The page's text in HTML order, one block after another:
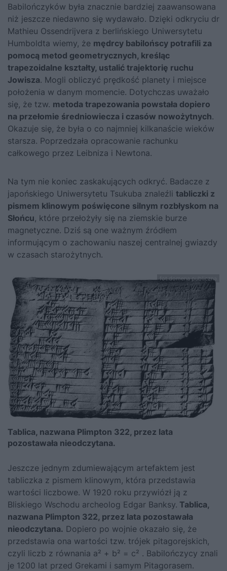
Babilończyków była znacznie bardziej zaawansowana
niż jeszcze niedawno się wydawało. Dzięki odkryciu dr
Mathieu Ossendrijvera z berlińskiego Uniwersytetu
Humboldta wiemy, że mędrcy babilońscy potrafili za
pomocą metod geometrycznych, kreśląc
trapezoidalne kształty, ustalić trajektorię ruchu
Jowisza. Mogli obliczyć prędkość planety i miejsce
położenia w danym momencie. Dotychczas uważało
się, że tzw. metoda trapezowania powstała dopiero
na przełomie średniowiecza i czasów nowożytnych.
Okazuje się, że była o co najmniej kilkanaście wieków
starsza. Poprzedzała opracowanie rachunku
całkowego przez Leibniza i Newtona.
Na tym nie koniec zaskakujących odkryć. Badacze z
japońskiego Uniwersytetu Tsukuba znaleźli tabliczki z
pismem klinowym poświęcone silnym rozbłyskom na
Słońcu, które przełożyły się na ziemskie burze
magnetyczne. Dziś są one ważnym źródłem
informującym o zachowaniu naszej centralnej gwiazdy
w czasach starożytnych.
fot.domena publiczna
Tablica, nazwana Plimpton 322, przez lata
pozostawała nieodczytana.
Jeszcze jednym zdumiewającym artefaktem jest
tabliczka z pismem klinowym, która przedstawia
wartości liczbowe. W 1920 roku przywiózł ją z
Bliskiego Wschodu archeolog Edgar Banksy. Tablica,
nazwana Plimpton 322, przez lata pozostawała
nieodczytana. Dopiero po wojnie okazało się, że
przedstawia ona wartości tzw. trójek pitagorejskich,
czyli liczb z równania a² + b² = c² . Babilończycy znali
je 1200 lat przed Grekami i samym Pitagorasem.